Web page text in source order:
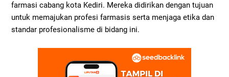
farmasi cabang kota Kediri. Mereka didirikan dengan tujuan
untuk memajukan profesi farmasis serta menjaga etika dan
standar profesionalisme di bidang ini.